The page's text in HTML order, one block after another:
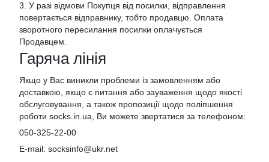
3. У разі відмови Покупця від посилки, відправлення
повертається відправнику, тобто продавцю. Оплата
зворотного пересилання посилки оплачується
Продавцем.
Гаряча лінія
Якщо у Вас виникли проблеми із замовленням або
доставкою, якщо є питання або зауваження щодо якості
обслуговування, а також пропозиції щодо поліпшення
роботи socks.in.ua, Ви можете звертатися за телефоном:
050-325-22-00
E-mail: socksinfo@ukr.net